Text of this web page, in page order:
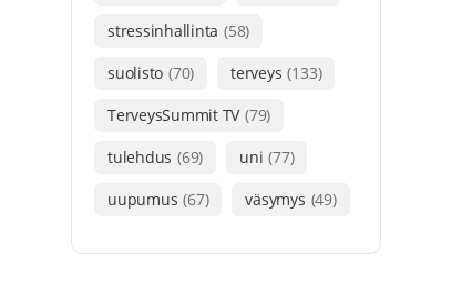
stressinhallinta (58)
suolisto (70) terveys (133)
TerveysSummit TV (79)
tulehdus (69) uni (77)
uupumus (67) väsymys (49)